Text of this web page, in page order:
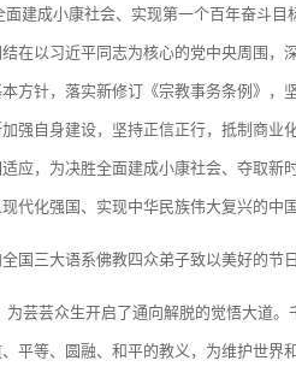
建成小康社会、实现第一个百年奋斗目
在以习近平同志为核心的党中央周围，
针，落实新修订《宗教事务条例》，
强自身建设，坚持正信正行，抵制商业
应，为决胜全面建成小康社会、夺取新
代化强国、实现中华民族伟大复兴的中
国三大语系佛教四众弟子致以美好的节日
芸芸众生开启了通向解脱的觉悟大道
平等、圆融、和平的教义，为维护世界